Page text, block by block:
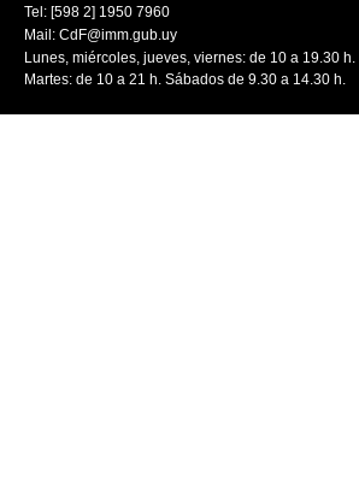
Tel: [598 2] 1950 7960
Mail: CdF@imm.gub.uy
Lunes, miércoles, jueves, viernes: de 10 a 19.30 h.
Martes: de 10 a 21 h. Sábados de 9.30 a 14.30 h.